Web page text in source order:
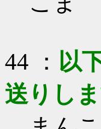
44 ： 以
送りし